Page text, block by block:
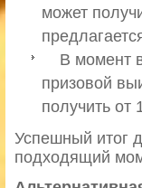
может
В момент
призовой
получить от
Успешный итог
подходящий